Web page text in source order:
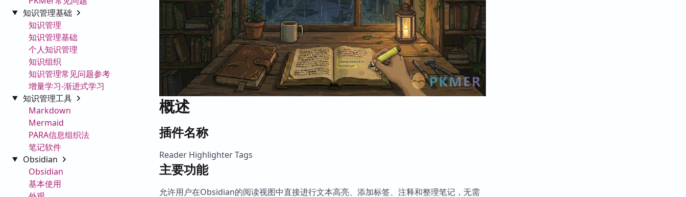
知识管理基础
知识管理
知识管理基础
个人知识管理
知识组织
知识管理常见问题参考
增量学习-渐进式学习
知识管理工具
Markdown
Mermaid
PARA信息组织法
笔记软件
Obsidian
Obsidian
基本使用
概述
插件名称
Reader Highlighter Tags
主要功能
允许用户在Obsidian的阅读视图中直接进行文本高亮、添加标签、注释和整理笔记，无需